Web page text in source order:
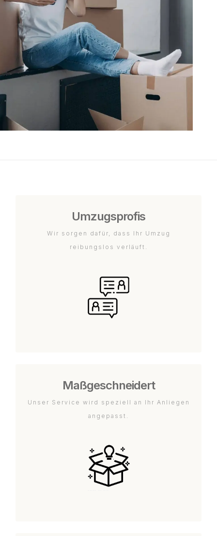
Umzugsprofis
Wir sorgen dafür, dass Ihr Umzug
reibungslos verläuft.
Maßgeschneidert
Unser Service wird speziell an Ihr Anliegen
angepasst.